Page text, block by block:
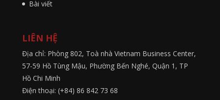
Bài viết
LIÊN HỆ
Địa chỉ: Phòng 802, Toà nhà Vietnam Business Center,
57-59 Hồ Tùng Mậu, Phường Bến Nghé, Quận 1, TP
Hồ Chi Minh
Điện thoại: (+84) 86 842 73 68